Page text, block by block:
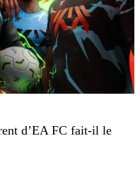
d’EA FC fait-il le